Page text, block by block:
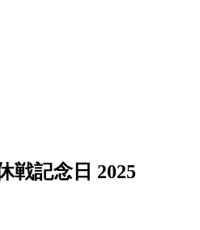
戦記念日 2025